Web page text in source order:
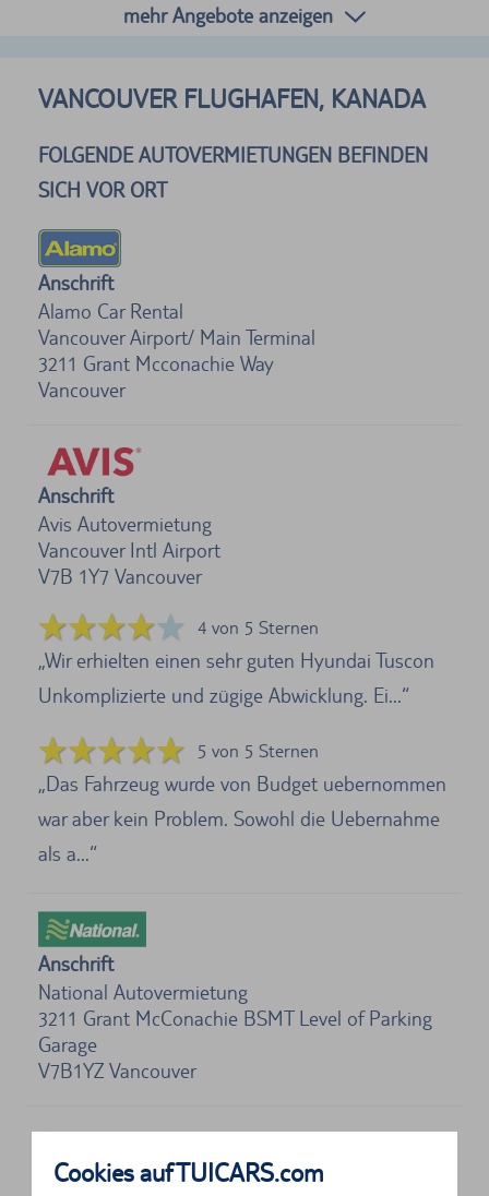
Cookies auf TUICARS.com
mehr Angebote anzeigen
VANCOUVER FLUGHAFEN, KANADA
FOLGENDE AUTOVERMIETUNGEN BEFINDEN
SICH VOR ORT
Anschrift
Alamo Car Rental
Vancouver Airport/ Main Terminal
3211 Grant Mcconachie Way
Vancouver
Anschrift
Avis Autovermietung
Vancouver Intl Airport
V7B 1Y7 Vancouver
4 von 5 Sternen
Wir erhielten einen sehr guten Hyundai Tuscon
Unkomplizierte und zügige Abwicklung. Ei...
5 von 5 Sternen
Das Fahrzeug wurde von Budget uebernommen
war aber kein Problem. Sowohl die Uebernahme
als a...
Anschrift
National Autovermietung
3211 Grant McConachie BSMT Level of Parking
Garage
V7B1YZ Vancouver
Erkunden Sie Vancouver flexibel mit
einem Mietwagen ab dem Flughafen